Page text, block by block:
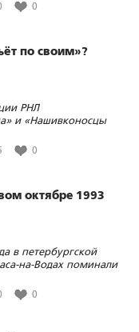
0
по своим»?
РНЛ
и «Нашивконосцы
времени»
0
октябре 1993
в петербургской
на-Водах поминали
соотечественников,
в Москве
0